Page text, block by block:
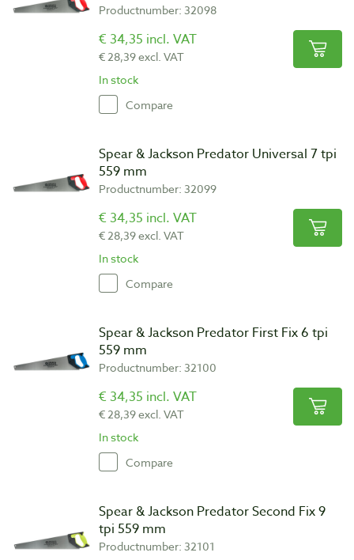
Productnumber: 32098
€ 34,35 incl. VAT
€ 28,39 excl. VAT
In stock
Compare
Spear & Jackson Predator Universal 7 tpi
559 mm
Productnumber: 32099
€ 34,35 incl. VAT
€ 28,39 excl. VAT
In stock
Compare
Spear & Jackson Predator First Fix 6 tpi
559 mm
Productnumber: 32100
€ 34,35 incl. VAT
€ 28,39 excl. VAT
In stock
Compare
Spear & Jackson Predator Second Fix 9
tpi 559 mm
Productnumber: 32101